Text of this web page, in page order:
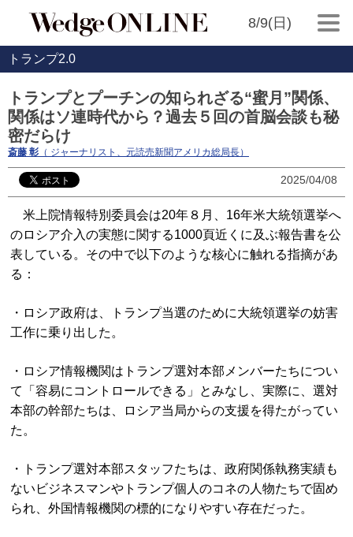
8/9(日)
トランプ2.0
トランプとプーチンの知られざる“蜜月”関係、
関係はソ連時代から？過去５回の首脳会談も秘
密だらけ
斎藤 彰 （ ジャーナリスト、元読売新聞アメリカ総局長）
2025/04/08
米上院情報特別委員会は20年８月、16年米大統領選挙へ
のロシア介入の実態に関する1000頁近くに及ぶ報告書を公
表している。その中で以下のような核心に触れる指摘があ
る：
・ロシア政府は、トランプ当選のために大統領選挙の妨害
工作に乗り出した。
・ロシア情報機関はトランプ選対本部メンバーたちについ
て「容易にコントロールできる」とみなし、実際に、選対
本部の幹部たちは、ロシア当局からの支援を得たがってい
た。
・トランプ選対本部スタッフたちは、政府関係執務実績も
ないビジネスマンやトランプ個人のコネの人物たちで固め
られ、外国情報機関の標的になりやすい存在だった。